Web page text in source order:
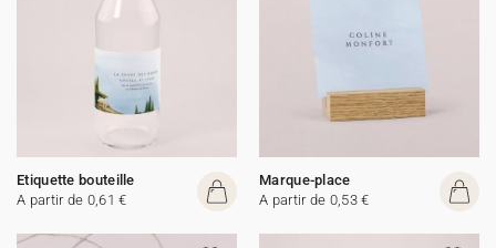
Etiquette bouteille
A partir de 0,61 €
Marque-place
A partir de 0,53 €